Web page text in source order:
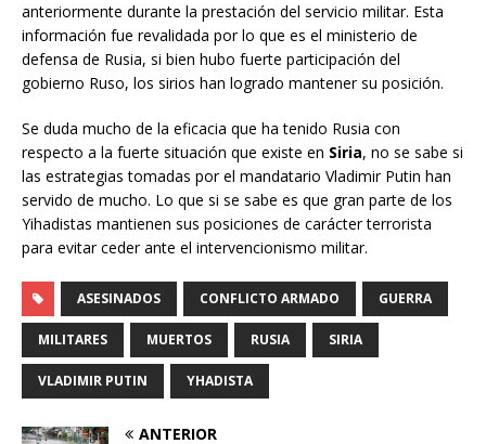
anteriormente durante la prestación del servicio militar. Esta
información fue revalidada por lo que es el ministerio de
defensa de Rusia, si bien hubo fuerte participación del
gobierno Ruso, los sirios han logrado mantener su posición.
Se duda mucho de la eficacia que ha tenido Rusia con
respecto a la fuerte situación que existe en Siria, no se sabe si
las estrategias tomadas por el mandatario Vladimir Putin han
servido de mucho. Lo que si se sabe es que gran parte de los
Yihadistas mantienen sus posiciones de carácter terrorista
para evitar ceder ante el intervencionismo militar.
ASESINADOS CONFLICTO ARMADO GUERRA
MILITARES MUERTOS RUSIA SIRIA
VLADIMIR PUTIN YHADISTA
ANTERIOR